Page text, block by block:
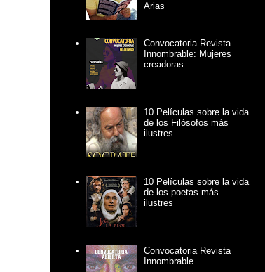
Arias
Convocatoria Revista
Innombrable: Mujeres
creadoras
10 Películas sobre la vida
de los Filósofos más
ilustres
10 Películas sobre la vida
de los poetas más
ilustres
Convocatoria Revista
Innombrable